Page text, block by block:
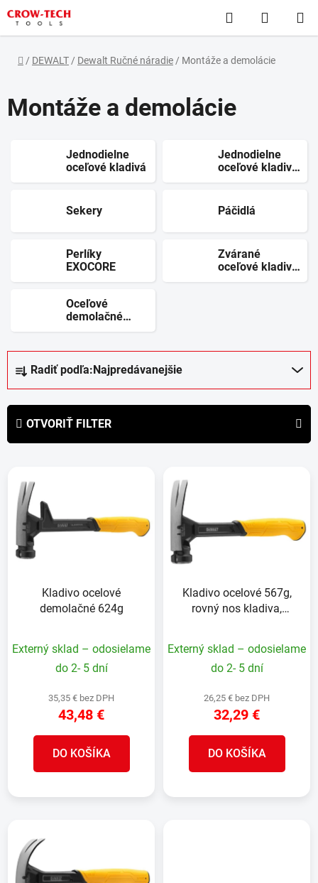
Prejsť
na
obsah
Hľadať
KOŠÍK
Domov
/ DEWALT / Dewalt Ručné náradie / Montáže a demolácie
Montáže a demolácie
Jednodielne
oceľové kladivá
Jednodielne
oceľové kladivá
radu XP
Sekery Páčidlá
Perlíky
EXOCORE
Zvárané
oceľové kladivá
High Velocity
Oceľové
demolačné
kladivá
d
Radiť podľa: Najpredávanejšie
OTVORIŤ FILTER
p
k
Kladivo ocelové
demolačné 624g
Externý sklad – odosielame
do 2- 5 dní
35,35 € bez DPH
43,48 €
DO KOŠÍKA
Kladivo ocelové 567g,
rovný nos kladiva,
Externý sklad – odosielame
do 2- 5 dní
26,25 € bez DPH
32,29 €
DO KOŠÍKA